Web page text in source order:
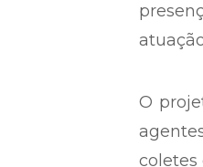
O
coletes